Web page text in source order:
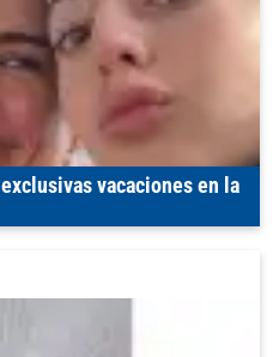
vacaciones en la